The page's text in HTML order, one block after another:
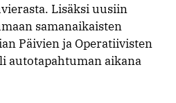
Lisäksi uusiin
samanaikaisten
Päivien ja Operatiivisten
autotapahtuman aikana